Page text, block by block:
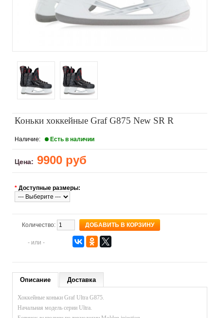
Коньки хоккейные Graf G875 New SR R
Наличие: Есть в наличии
Цена: 9900 руб
* Доступные размеры:
Количество:
- или -
Описание Доставка
Хоккейные коньки Graf Ultra G875.
Начальная модель серии Ultra.